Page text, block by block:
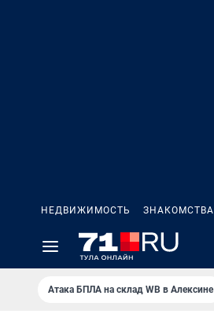
НЕДВИЖИМОСТЬ ЗНАКОМСТВА
Атака БПЛА на склад WB в Алексине